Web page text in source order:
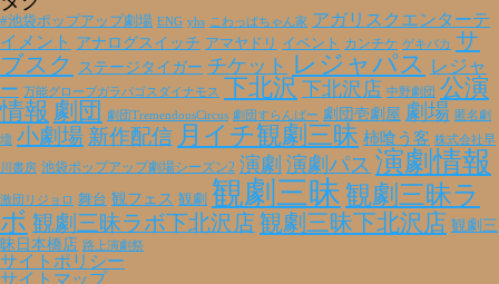
カ
イ
ブ
#池袋ポップアップ劇場 ENG yhs こわっぱちゃん家 アガリスクエンターテ
イメント アナログスイッチ アマヤドリ イベント カンチケ ゲキバカ サ
ブスク ステージタイガー チケット レジャパス レジャ
ー 万能グローブガラパゴスダイナモス 下北沢 下北沢店 中野劇団 公演
情報 劇団 劇団TremendousCircus 劇団すらんばー 劇団壱劇屋 劇場 匿名劇
壇 小劇場 新作配信 月イチ観劇三昧 柿喰う客 株式会社早
川書房 池袋ポップアップ劇場シーズン2 演劇 演劇パス 演劇情報
激団リジョロ 舞台 観フェス 観劇 観劇三昧観劇三昧ラ
ボ 観劇三昧ラボ下北沢店観劇三昧下北沢店 観劇三
昧日本橋店 路上演劇祭
サイトポリシー
サイトマップ